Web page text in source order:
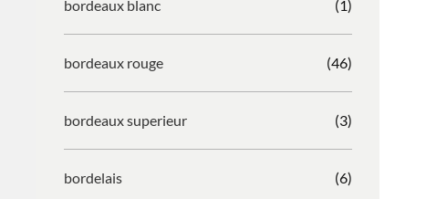
bordeaux blanc (1)
bordeaux rouge (46)
bordeaux superieur (3)
bordelais (6)